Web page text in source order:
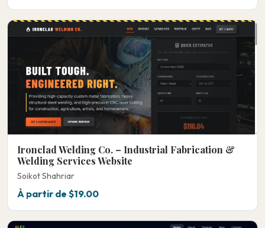
Ironclad Welding Co. – Industrial Fabrication &
Welding Services Website
Soikot Shahriar
À partir de $19.00